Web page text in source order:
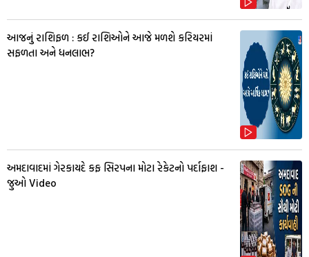
આજનું રાશિફળ : કઈ રાશિઓને આજે મળશે કરિયરમાં
સફળતા અને ધનલાભ?
અમદાવાદમાં ગેરકાયદે કફ સિરપના મોટા રેકેટનો પર્દાફાશ -
જુઓ Video